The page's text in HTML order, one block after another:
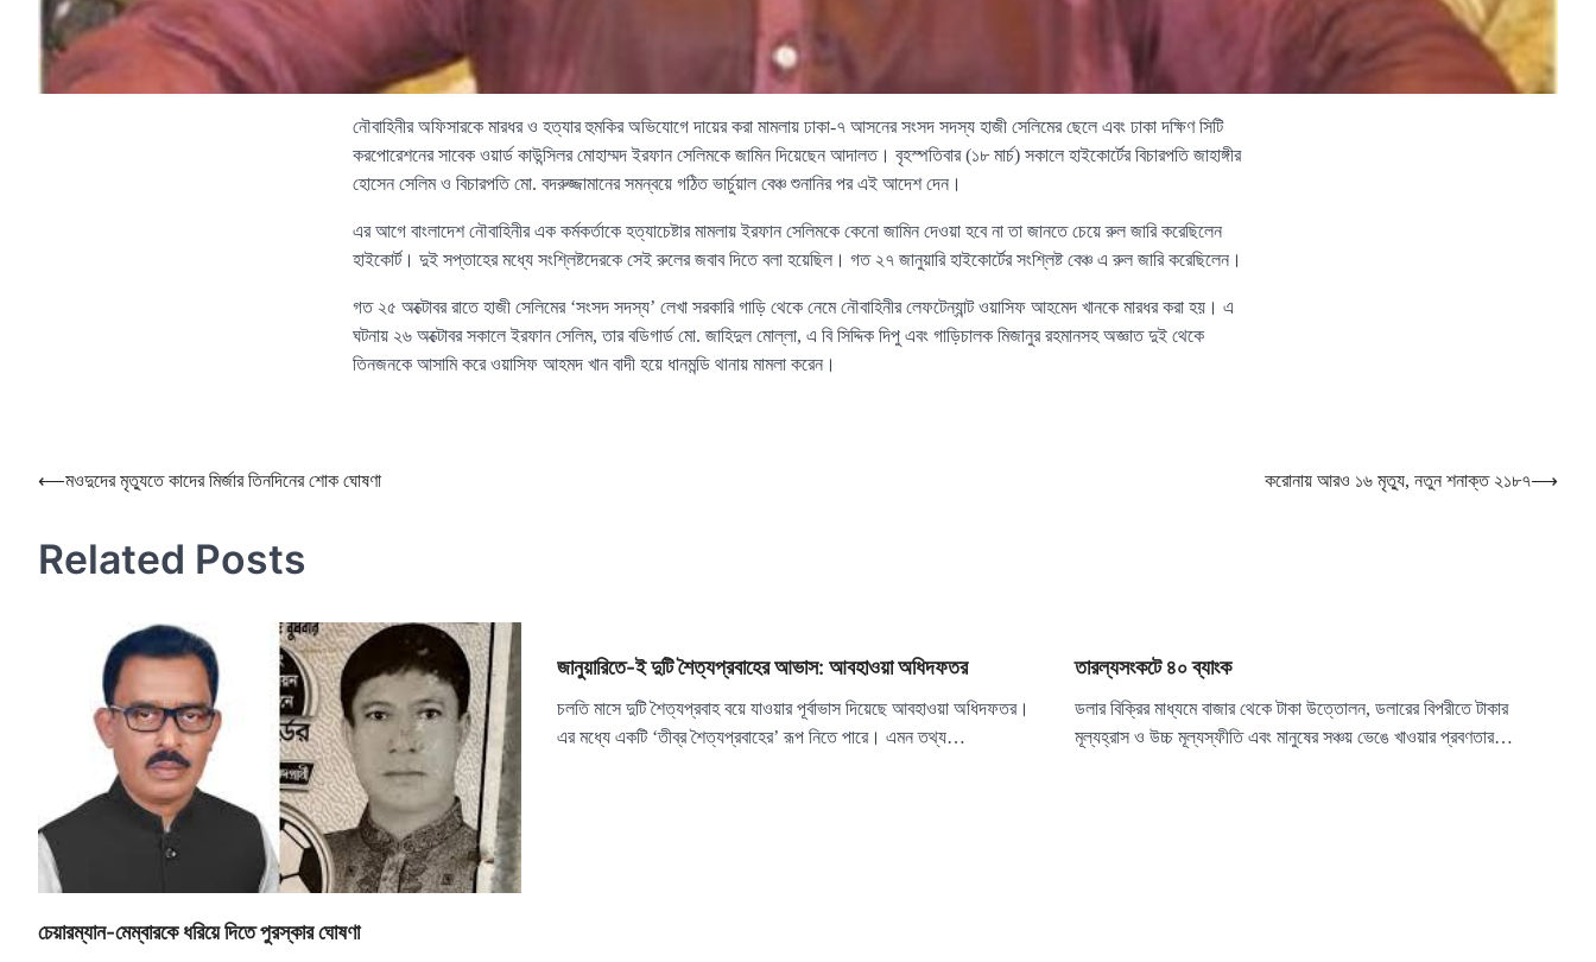
নৌবাহিনীর অফিসারকে মারধর ও হত্যার হুমকির অভিযোগে দায়ের করা মামলায় ঢাকা-৭ আসনের সংসদ সদস্য হাজী সেলিমের ছেলে এবং ঢাকা দক্ষিণ সিটি
করপোরেশনের সাবেক ওয়ার্ড কাউন্সিলর মোহাম্মদ ইরফান সেলিমকে জামিন দিয়েছেন আদালত। বৃহস্পতিবার (১৮ মার্চ) সকালে হাইকোর্টের বিচারপতি জাহাঙ্গীর
হোসেন সেলিম ও বিচারপতি মো. বদরুজ্জামানের সমন্বয়ে গঠিত ভার্চুয়াল বেঞ্চ শুনানির পর এই আদেশ দেন।
এর আগে বাংলাদেশ নৌবাহিনীর এক কর্মকর্তাকে হত্যাচেষ্টার মামলায় ইরফান সেলিমকে কেনো জামিন দেওয়া হবে না তা জানতে চেয়ে রুল জারি করেছিলেন
হাইকোর্ট। দুই সপ্তাহের মধ্যে সংশ্লিষ্টদেরকে সেই রুলের জবাব দিতে বলা হয়েছিল। গত ২৭ জানুয়ারি হাইকোর্টের সংশ্লিষ্ট বেঞ্চ এ রুল জারি করেছিলেন।
গত ২৫ অক্টোবর রাতে হাজী সেলিমের ‘সংসদ সদস্য’ লেখা সরকারি গাড়ি থেকে নেমে নৌবাহিনীর লেফটেন্যান্ট ওয়াসিফ আহমেদ খানকে মারধর করা হয়। এ
ঘটনায় ২৬ অক্টোবর সকালে ইরফান সেলিম, তার বডিগার্ড মো. জাহিদুল মোল্লা, এ বি সিদ্দিক দিপু এবং গাড়িচালক মিজানুর রহমানসহ অজ্ঞাত দুই থেকে
তিনজনকে আসামি করে ওয়াসিফ আহমদ খান বাদী হয়ে ধানমন্ডি থানায় মামলা করেন।
Post
⟵মওদুদের মৃত্যুতে কাদের মির্জার তিনদিনের শোক ঘোষণা করোনায় আরও ১৬ মৃত্যু, নতুন শনাক্ত ২১৮৭⟶
Related Posts
চেয়ারম্যান-মেম্বারকে ধরিয়ে দিতে পুরস্কার ঘোষণা
জানুয়ারিতে-ই দুটি শৈত্যপ্রবাহের আভাস: আবহাওয়া অধিদফতর
চলতি মাসে দুটি শৈত্যপ্রবাহ বয়ে যাওয়ার পূর্বাভাস দিয়েছে আবহাওয়া অধিদফতর।
এর মধ্যে একটি ‘তীব্র শৈত্যপ্রবাহের’ রূপ নিতে পারে। এমন তথ্য…
তারল্যসংকটে ৪০ ব্যাংক
ডলার বিক্রির মাধ্যমে বাজার থেকে টাকা উত্তোলন, ডলারের বিপরীতে টাকার
মূল্যহ্রাস ও উচ্চ মূল্যস্ফীতি এবং মানুষের সঞ্চয় ভেঙে খাওয়ার প্রবণতার…